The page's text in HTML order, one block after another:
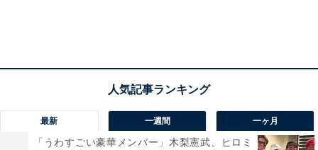
最新 一週間 一ヶ月
「うわすごい豪華メンバー」木梨憲武、ヒロミ